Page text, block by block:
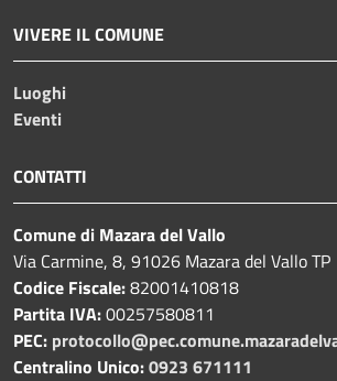
VIVERE IL COMUNE
Luoghi
Eventi
CONTATTI
Comune di Mazara del Vallo
Via Carmine, 8, 91026 Mazara del Vallo TP
Codice Fiscale:82001410818
Partita IVA:00257580811
PEC:
Centralino Unico:0923 671111